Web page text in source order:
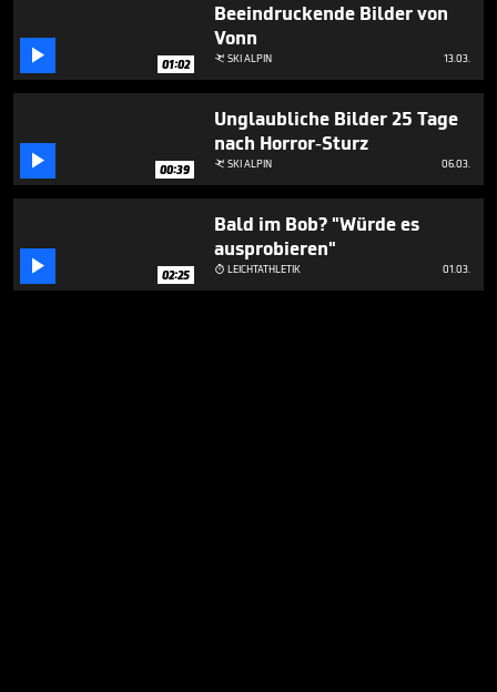
 01:02
Beeindruckende Bilder von
Vonn
 SKI ALPIN 13.03.
 00:39
Unglaubliche Bilder 25 Tage
nach Horror-Sturz
 SKI ALPIN 06.03.
 02:25
Bald im Bob? "Würde es
ausprobieren"
 LEICHTATHLETIK 01.03.